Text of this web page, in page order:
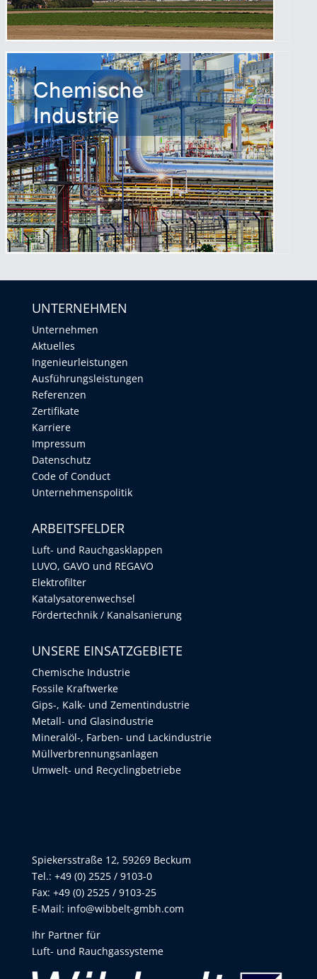
UNTERNEHMEN
Unternehmen
Aktuelles
Ingenieurleistungen
Ausführungsleistungen
Referenzen
Zertifikate
Karriere
Impressum
Datenschutz
Code of Conduct
Unternehmenspolitik
ARBEITSFELDER
Luft- und Rauchgasklappen
LUVO, GAVO und REGAVO
Elektrofilter
Katalysatorenwechsel
Fördertechnik / Kanalsanierung
UNSERE EINSATZGEBIETE
Chemische Industrie
Fossile Kraftwerke
Gips-, Kalk- und Zementindustrie
Metall- und Glasindustrie
Mineralöl-, Farben- und Lackindustrie
Müllverbrennungsanlagen
Umwelt- und Recyclingbetriebe
Spiekersstraße 12, 59269 Beckum
Tel.: +49 (0) 2525 / 9103-0
Fax: +49 (0) 2525 / 9103-25
E-Mail: info@wibbelt-gmbh.com
Ihr Partner für
Luft- und Rauchgassysteme